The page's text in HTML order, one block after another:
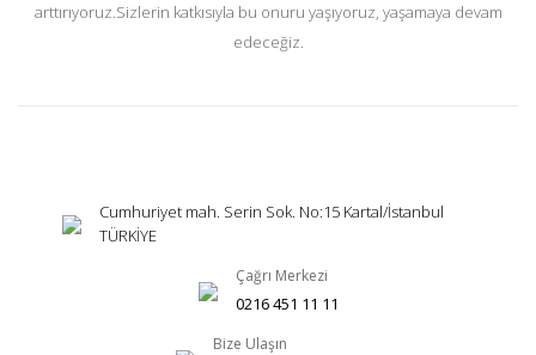
arttırıyoruz.Sizlerin katkısıyla bu onuru yaşıyoruz, yaşamaya devam
edeceğiz.
Cumhuriyet mah. Serin Sok. No:15 Kartal/İstanbul
TÜRKİYE
Çağrı Merkezi
0216 451 11 11
Bize Ulaşın